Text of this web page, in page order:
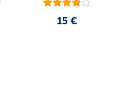
15 €